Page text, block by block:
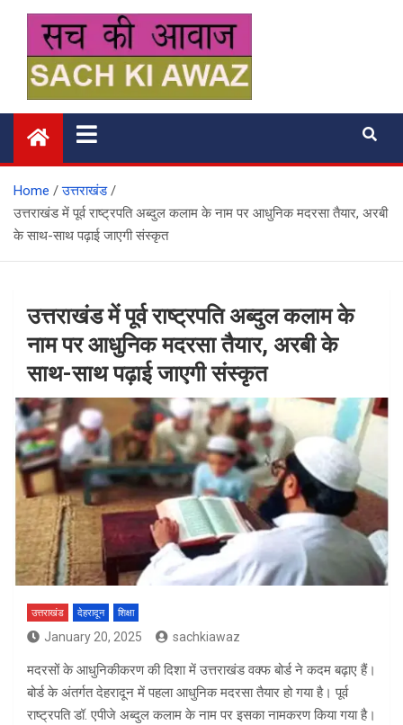
content
सच की आवाज
Home
उत्तराखंड
उत्तराखंड में पूर्व राष्ट्रपति अब्दुल कलाम के नाम पर आधुनिक मदरसा तैयार, अरबी
के साथ-साथ पढ़ाई जाएगी संस्कृत
उत्तराखंड में पूर्व राष्ट्रपति अब्दुल कलाम के
नाम पर आधुनिक मदरसा तैयार, अरबी के
साथ-साथ पढ़ाई जाएगी संस्कृत
उत्तराखंड देहरादून शिक्षा
January 20, 2025 sachkiawaz
मदरसों के आधुनिकीकरण की दिशा में उत्तराखंड वक्फ बोर्ड ने कदम बढ़ाए हैं।
बोर्ड के अंतर्गत देहरादून में पहला आधुनिक मदरसा तैयार हो गया है। पूर्व
राष्ट्रपति डॉ. एपीजे अब्दुल कलाम के नाम पर इसका नामकरण किया गया है।